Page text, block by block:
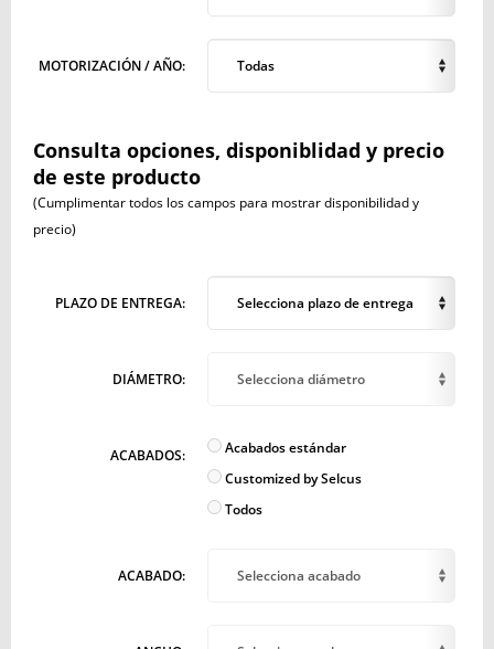
MOTORIZACIÓN / AÑO: Todas
Consulta opciones, disponiblidad y precio
de este producto
(Cumplimentar todos los campos para mostrar disponibilidad y
precio)
PLAZO DE ENTREGA: Selecciona plazo de entrega
DIÁMETRO: Selecciona diámetro
ACABADOS:
Acabados estándar
Customized by Selcus
Todos
ACABADO: Selecciona acabado